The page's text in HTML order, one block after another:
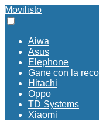
Movilisto
Aiwa
Asus
Elephone
Gane con la
Hitachi
Oppo
TD Systems
Xiaomi